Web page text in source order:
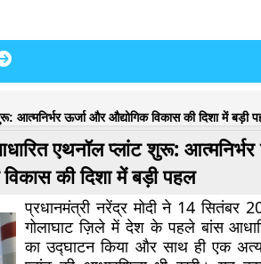
ऊर्जा और औद्योगिक विकास की दिशा में बड़ी
एथनॉल प्लांट शुरू:
की दिशा में बड़ी पहल
प्रधानमंत्री नरेंद्र मोदी ने 14
गोलाघाट ज़िले में देश के पहले बांस
का उद्घाटन किया और साथ ही एक